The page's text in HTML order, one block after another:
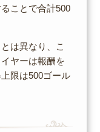
ことで合計500
は異なり、こ
ヤーは報酬を
限は500ゴール